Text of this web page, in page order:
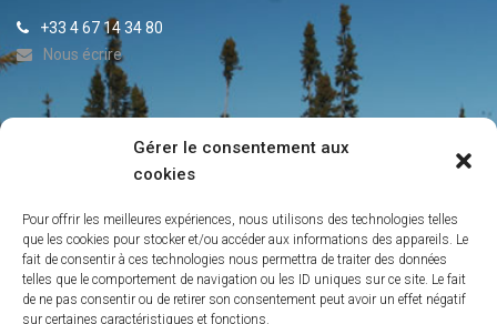
Gérer le consentement aux
cookies
Pour offrir les meilleures expériences, nous utilisons des technologies telles
que les cookies pour stocker et/ou accéder aux informations des appareils. Le
fait de consentir à ces technologies nous permettra de traiter des données
telles que le comportement de navigation ou les ID uniques sur ce site. Le fait
de ne pas consentir ou de retirer son consentement peut avoir un effet négatif
sur certaines caractéristiques et fonctions.
+33 4 67 14 34 80
Nous écrire
ACTUALITÉS DE L’IRP
Info-Lettre du Laboratoire IRP
Contacts
La persistance des peuplements de conifères boréaux de l’ouest
du Québec
Création de l’IRP sur les forêts froides